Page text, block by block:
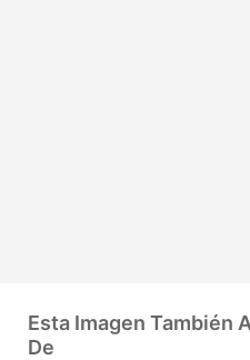
Esta Imagen También
De